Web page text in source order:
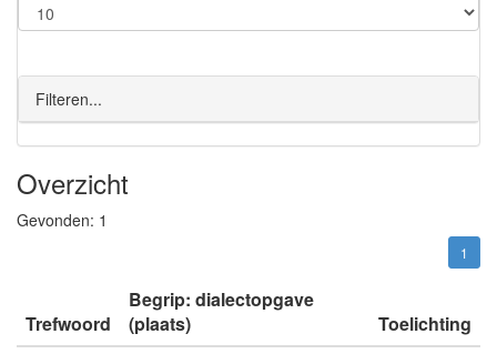
Filteren...
Overzicht
Gevonden: 1
1
Trefwoord
Begrip: dialectopgave
(plaats)
Toelichting